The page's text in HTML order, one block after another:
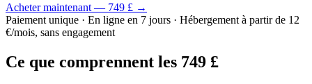
Acheter maintenant — 749 £ →
Paiement unique · En ligne en 7 jours · Hébergement à partir de 12
€/mois, sans engagement
Ce que comprennent les 749 £